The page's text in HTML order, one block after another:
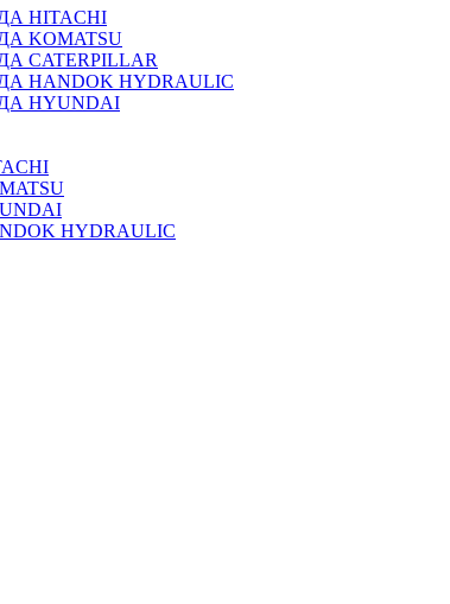
HITACHI
KOMATSU
CATERPILLAR
HYDRAULIC
HYUNDAI
HYDRAULIC